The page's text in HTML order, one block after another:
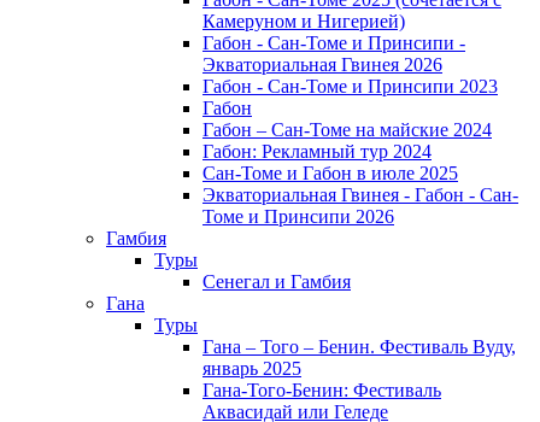
Камеруном и Нигерией)
Габон - Сан-Томе и Принсипи -
Экваториальная Гвинея 2026
Габон - Сан-Томе и Принсипи 2023
Габон
Габон – Сан-Томе на майские 2024
Габон: Рекламный тур 2024
Сан-Томе и Габон в июле 2025
Экваториальная Гвинея - Габон - Сан-
Томе и Принсипи 2026
Гамбия
Туры
Сенегал и Гамбия
Гана
Туры
Гана – Того – Бенин. Фестиваль Вуду,
январь 2025
Гана-Того-Бенин: Фестиваль
Аквасидай или Геледе